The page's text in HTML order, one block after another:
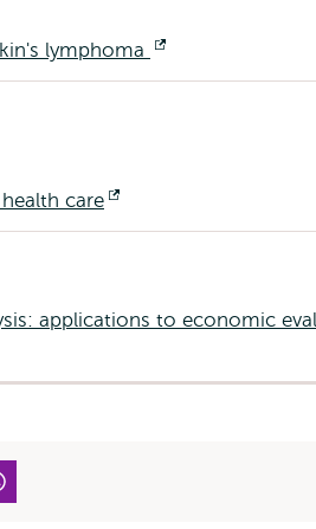
lymphoma
extern
care
extern
applications to economic